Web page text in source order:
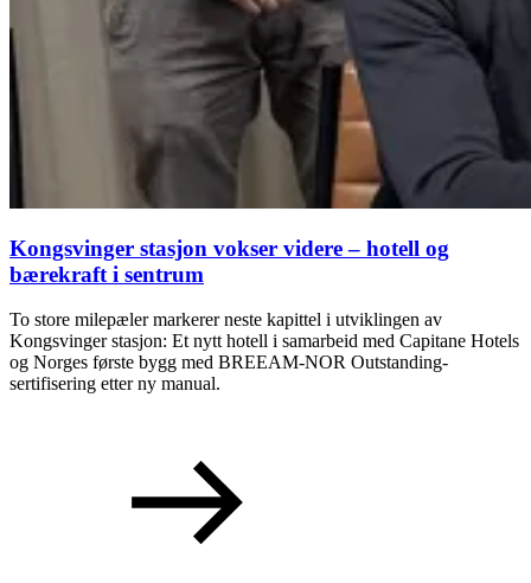
Kongsvinger stasjon vokser videre – hotell og
bærekraft i sentrum
To store milepæler markerer neste kapittel i utviklingen av
Kongsvinger stasjon: Et nytt hotell i samarbeid med Capitane Hotels
og Norges første bygg med BREEAM-NOR Outstanding-
sertifisering etter ny manual.